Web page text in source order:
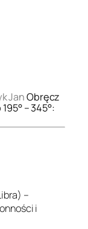
JanObręcz
– 345°:
–
i